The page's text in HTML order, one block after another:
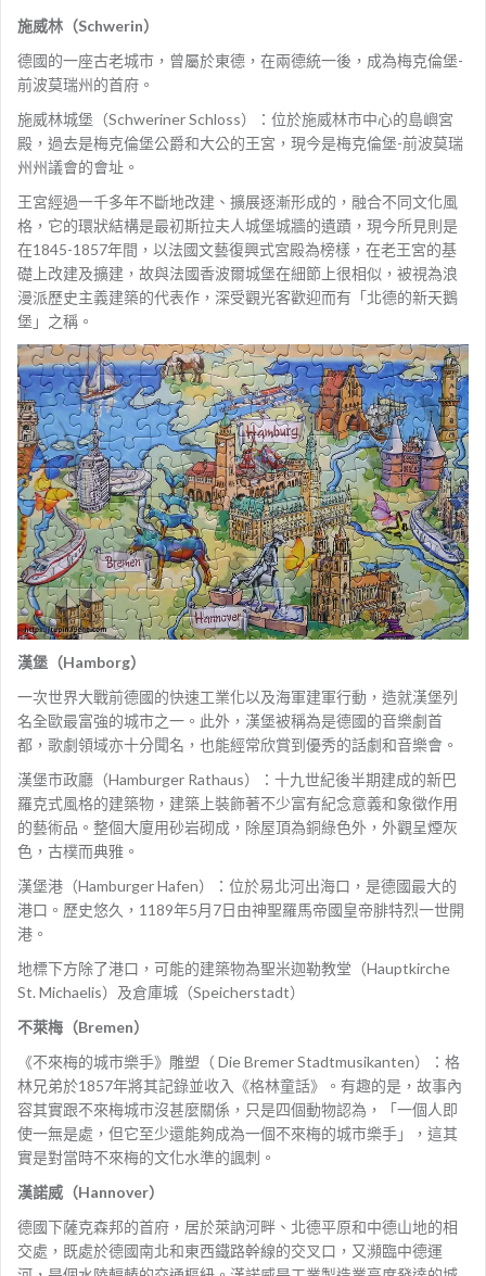
施威林（Schwerin）
德國的一座古老城市，曾屬於東德，在兩德統一後，成為梅克倫堡-
前波莫瑞州的首府。
施威林城堡（Schweriner Schloss）：位於施威林市中心的島嶼宮
殿，過去是梅克倫堡公爵和大公的王宮，現今是梅克倫堡-前波莫瑞
州州議會的會址。
王宮經過一千多年不斷地改建、擴展逐漸形成的，融合不同文化風
格，它的環狀結構是最初斯拉夫人城堡城牆的遺蹟，現今所見則是
在1845-1857年間，以法國文藝復興式宮殿為榜樣，在老王宮的基
礎上改建及擴建，故與法國香波爾城堡在細節上很相似，被視為浪
漫派歷史主義建築的代表作，深受觀光客歡迎而有「北德的新天鵝
堡」之稱。
漢堡（Hamborg）
一次世界大戰前德國的快速工業化以及海軍建軍行動，造就漢堡列
名全歐最富強的城市之一。此外，漢堡被稱為是德國的音樂劇首
都，歌劇領域亦十分聞名，也能經常欣賞到優秀的話劇和音樂會。
漢堡市政廳（Hamburger Rathaus）：十九世紀後半期建成的新巴
羅克式風格的建築物，建築上裝飾著不少富有紀念意義和象徵作用
的藝術品。整個大廈用砂岩砌成，除屋頂為銅綠色外，外觀呈煙灰
色，古樸而典雅。
漢堡港（Hamburger Hafen）：位於易北河出海口，是德國最大的
港口。歷史悠久，1189年5月7日由神聖羅馬帝國皇帝腓特烈一世開
港。
地標下方除了港口，可能的建築物為聖米迦勒教堂（Hauptkirche
St. Michaelis）及倉庫城（Speicherstadt）
不萊梅（Bremen）
《不來梅的城市樂手》雕塑（ Die Bremer Stadtmusikanten）：格
林兄弟於1857年將其記錄並收入《格林童話》。有趣的是，故事內
容其實跟不來梅城市沒甚麼關係，只是四個動物認為，「一個人即
使一無是處，但它至少還能夠成為一個不來梅的城市樂手」，這其
實是對當時不來梅的文化水準的諷刺。
漢諾威（Hannover）
德國下薩克森邦的首府，居於萊訥河畔、北德平原和中德山地的相
交處，既處於德國南北和東西鐵路幹線的交叉口，又瀕臨中德運